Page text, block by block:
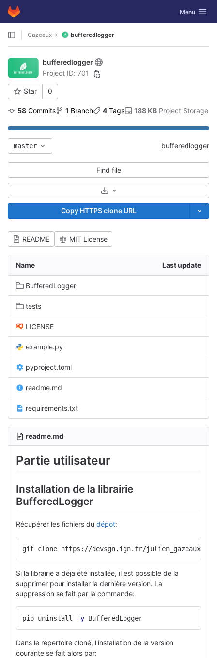
Skip to content
GitLab Toggle
Menu
Gazeaux bufferedlogger
bufferedlogger
Project ID: 701
Star 0
58 Commits 1 Branch 4 Tags 188 KB Project Storage
master bufferedlogger
Find file
Select Archive Format
Copy HTTPS clone URL
README MIT License
Name Last update
BufferedLogger
tests
LICENSE
example.py
pyproject.toml
readme.md
requirements.txt
readme.md
Partie utilisateur
Installation de la librairie
BufferedLogger
Récupérer les fichiers du dépot:
git clone https://devsgn.ign.fr/julien_gazeaux/
Si la librairie a déja été installée, il est possible de la
supprimer pour installer la dernière version. La
suppression se fait par la commande:
pip uninstall -y BufferedLogger
Dans le répertoire cloné, l'installation de la version
courante se fait alors par: